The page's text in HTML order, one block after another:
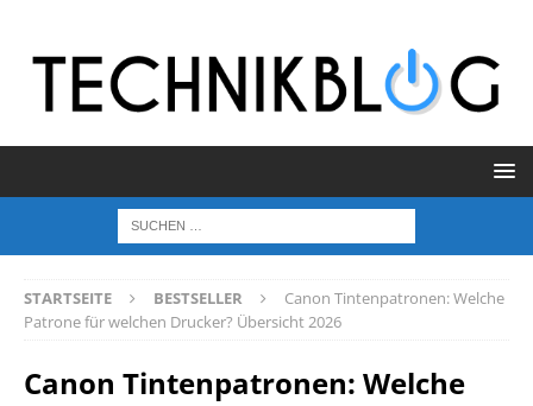
STARTSEITE BESTSELLER
Canon Tintenpatronen: Welche
Patrone für welchen Drucker? Übersicht 2026
Canon Tintenpatronen: Welche